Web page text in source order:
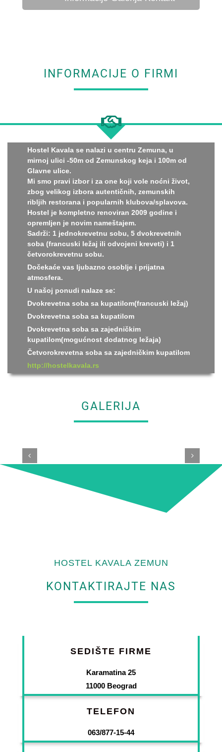
INFORMACIJE O FIRMI
Hostel Kavala se nalazi u centru Zemuna, u
mirnoj ulici -50m od Zemunskog keja i 100m od
Glavne ulice.
Mi smo pravi izbor i za one koji vole noćni život,
zbog velikog izbora autentičnih, zemunskih
ribljih restorana i popularnih klubova/splavova.
Hostel je kompletno renoviran 2009 godine i
opremljen je novim nameštajem.
Sadrži: 1 jednokrevetnu sobu, 5 dvokrevetnih
soba (francuski ležaj ili odvojeni kreveti) i 1
četvorokrevetnu sobu.
Dočekaće vas ljubazno osoblje i prijatna
atmosfera.
U našoj ponudi nalaze se:
Dvokrevetna soba sa kupatilom(francuski ležaj)
Dvokrevetna soba sa kupatilom
Dvokrevetna soba sa zajedničkim
kupatilom(mogućnost dodatnog ležaja)
Četvorokrevetna soba sa zajedničkim kupatilom
http://hostelkavala.rs
GALERIJA
HOSTEL KAVALA ZEMUN
KONTAKTIRAJTE NAS
SEDIŠTE FIRME
Karamatina 25
11000 Beograd
TELEFON
063/877-15-44